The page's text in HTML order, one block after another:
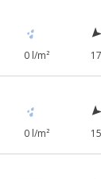
0 l/m²
0 l/m²